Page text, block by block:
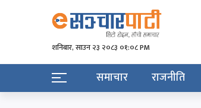
शनिबार, साउन २३ २०८३ ०१:०८ PM
समाचार राजनीति